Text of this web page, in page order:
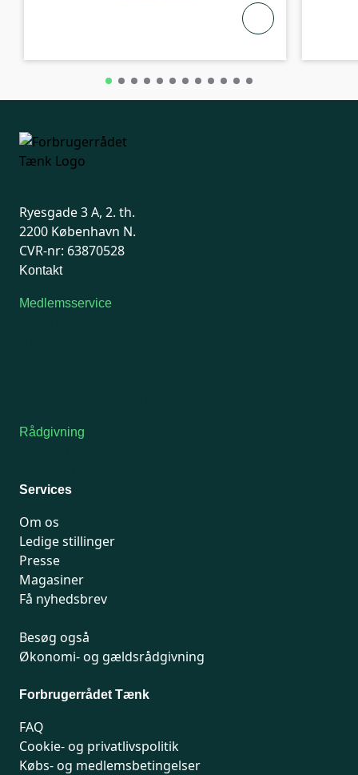
Ryesgade 3 A, 2. th.
2200 København N.
CVR-nr: 63870528
Kontakt
Medlemsservice
Rådgivning
Services
Om os
Ledige stillinger
Presse
Magasiner
Få nyhedsbrev
Besøg også
Økonomi- og gældsrådgivning
Forbrugerrådet Tænk
FAQ
Cookie- og privatlivspolitik
Købs- og medlemsbetingelser